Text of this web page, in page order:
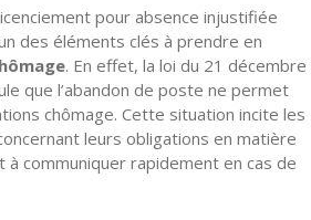
pour absence injustifiée
des éléments clés à prendre en
. En effet, la loi du 21 décembre
que l’abandon de poste ne permet
chômage. Cette situation incite les
leurs obligations en matière
à communiquer rapidement en cas de